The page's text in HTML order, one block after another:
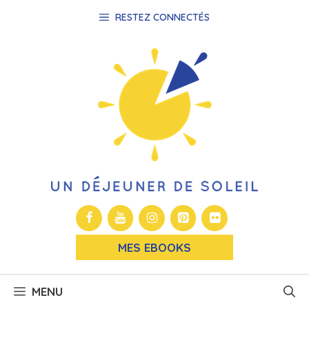
RESTEZ CONNECTÉS
MES EBOOKS
MENU